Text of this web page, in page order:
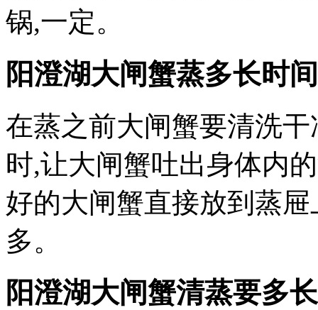
锅,一定。
阳澄湖大闸蟹蒸多长时
在蒸之前大闸蟹要清洗
时,让大闸蟹吐出身体内
好的大闸蟹直接放到蒸
多。
阳澄湖大闸蟹清蒸要多